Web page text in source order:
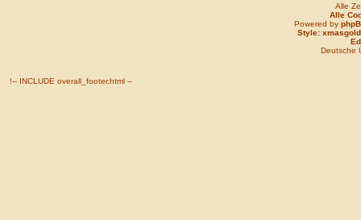
Alle
Alle
Powered by
Style: xmasgold
Deutsche
!-- INCLUDE overall_footer.html --